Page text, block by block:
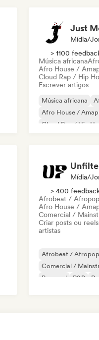
Just
Mídia/
> 1100
Música africana
Afro House /
Cloud Rap / Hip
Escrever artigos
Música africana
Afro House /
Cloud Rap / Hip Hop
Mídia/
> 400
Afrobeat / Afropop
Afro House /
Comercial /
Criar posts ou
artistas
Afrobeat / Afropop
Comercial /
Pop soul
R&B